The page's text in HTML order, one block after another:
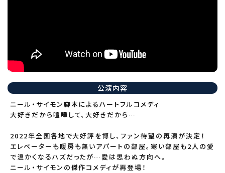
公演内容
ニール・サイモン脚本によるハートフルコメディ
大好きだから喧嘩して、大好きだから…
2022年全国各地で大好評を博し、ファン待望の再演が決定！
エレベーターも暖房も無いアパートの部屋。寒い部屋も2人の愛
で温かくなるハズだったが…愛は思わぬ方向へ。
ニール・サイモンの傑作コメディが再登場！